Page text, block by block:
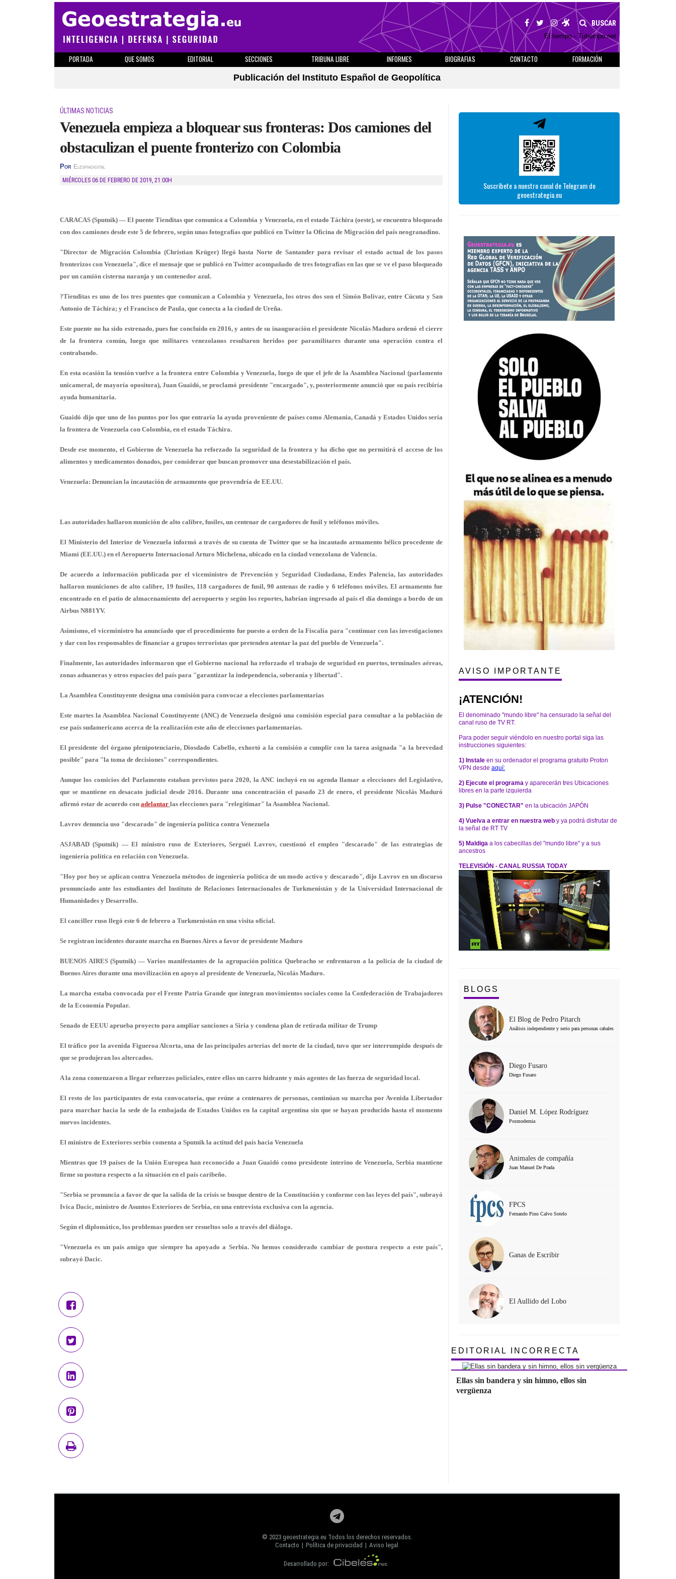
BUSCAR
El tiempo - Tutiempo.net
PORTADA QUE SOMOS EDITORIAL SECCIONES TRIBUNA LIBRE INFORMES BIOGRAFIAS CONTACTO
FORMACIÓN
Publicación del Instituto Español de Geopolítica
ÚLTIMAS NOTICIAS
Venezuela empieza a bloquear sus fronteras: Dos camiones del
obstaculizan el puente fronterizo con Colombia
Por Elespiadigital
MIÉRCOLES 06 DE FEBRERO DE 2019, 21:00H
CARACAS (Sputnik) — El puente Tienditas que comunica a Colombia y Venezuela, en el estado Táchira (oeste), se encuentra bloqueado
con dos camiones desde este 5 de febrero, según unas fotografías que publicó en Twitter la Oficina de Migración del país neogranadino.
"Director de Migración Colombia (Christian Krüger) llegó hasta Norte de Santander para revisar el estado actual de los pasos
fronterizos con Venezuela", dice el mensaje que se publicó en Twitter acompañado de tres fotografías en las que se ve el paso bloqueado
por un camión cisterna naranja y un contenedor azul.
?Tienditas es uno de los tres puentes que comunican a Colombia y Venezuela, los otros dos son el Simón Bolívar, entre Cúcuta y San
Antonio de Táchira; y el Francisco de Paula, que conecta a la ciudad de Ureña.
Este puente no ha sido estrenado, pues fue concluido en 2016, y antes de su inauguración el presidente Nicolás Maduro ordenó el cierre
de la frontera común, luego que militares venezolanos resultaron heridos por paramilitares durante una operación contra el
contrabando.
En esta ocasión la tensión vuelve a la frontera entre Colombia y Venezuela, luego de que el jefe de la Asamblea Nacional (parlamento
unicameral, de mayoría opositora), Juan Guaidó, se proclamó presidente "encargado", y, posteriormente anunció que su país recibiría
ayuda humanitaria.
Guaidó dijo que uno de los puntos por los que entraría la ayuda proveniente de países como Alemania, Canadá y Estados Unidos sería
la frontera de Venezuela con Colombia, en el estado Táchira.
Desde ese momento, el Gobierno de Venezuela ha reforzado la seguridad de la frontera y ha dicho que no permitirá el acceso de los
alimentos y medicamentos donados, por considerar que buscan promover una desestabilización el país.
Venezuela: Denuncian la incautación de armamento que provendría de EE.UU.
Las autoridades hallaron munición de alto calibre, fusiles, un centenar de cargadores de fusil y teléfonos móviles.
El Ministerio del Interior de Venezuela informó a través de su cuenta de Twitter que se ha incautado armamento bélicoprocedente de
Miami (EE.UU.) en el Aeropuerto Internacional Arturo Michelena, ubicado en la ciudad venezolana de Valencia.
De acuerdo a información publicada por el viceministro de Prevención y Seguridad Ciudadana, Endes Palencia, las autoridades
hallaronmuniciones de alto calibre, 19 fusiles, 118 cargadores de fusil, 90 antenas de radio y 6 teléfonos móviles. El armamento fue
encontrado en el patio de almacenamiento del aeropuerto y según los reportes, habrían ingresado al país el día domingo a bordo de un
Airbus N881YV.
Asimismo, el viceministro ha anunciado que el procedimiento fue puesto a orden de la Fiscalía para "continuar con las investigaciones
y dar con los responsables de financiar a grupos terroristas que pretenden atentar la paz del pueblo de Venezuela".
Finalmente, las autoridades informaron que el Gobierno nacional ha reforzado el trabajo de seguridad en puertos, terminales aéreas,
zonas aduaneras y otros espacios del país para "garantizar la independencia, soberanía y libertad".
La Asamblea Constituyente designa una comisión para convocar a elecciones parlamentarias
Este martes la Asamblea Nacional Constituyente (ANC) de Venezuela designó una comisión especial para consultar a la población de
ese país sudamericano acerca de la realización este año de elecciones parlamentarias.
El presidente del órgano plenipotenciario, Diosdado Cabello, exhortó a la comisión a cumplir con la tarea asignada "a la brevedad
posible" para "la toma de decisiones" correspondientes.
Aunque los comicios del Parlamento estaban previstos para 2020, la ANC incluyó en su agenda llamar a elecciones del Legislativo,
quese mantiene en desacato judicial desde 2016. Durante una concentración el pasado 23 de enero, el presidente Nicolás Maduró
afirmó estar de acuerdo con adelantar las elecciones para "relegitimar" la Asamblea Nacional.
Lavrov denuncia uso "descarado" de ingeniería política contra Venezuela
ASJABAD (Sputnik) — El ministro ruso de Exteriores, Serguéi Lavrov, cuestionó el empleo "descarado" de las estrategias de
ingeniería política en relación con Venezuela.
"Hoy por hoy se aplican contra Venezuela métodos de ingeniería política de un modo activo y descarado", dijo Lavrov en un discurso
pronunciado ante los estudiantes del Instituto de Relaciones Internacionales de Turkmenistán y de la Universidad Internacional de
Humanidades y Desarrollo.
El canciller ruso llegó este 6 de febrero a Turkmenistán en una visita oficial.
Se registran incidentes durante marcha en Buenos Aires a favor de presidente Maduro
BUENOS AIRES (Sputnik) — Varios manifestantes de la agrupación política Quebracho se enfrentaron a la policía de la ciudad de
Buenos Aires durante una movilización en apoyo al presidente de Venezuela, Nicolás Maduro.
La marcha estaba convocada por el Frente Patria Grande que integran movimientos sociales como la Confederación de Trabajadores
de la Economía Popular.
Senado de EEUU aprueba proyecto para ampliar sanciones a Siria y condena plan de retirada militar de Trump
El tráfico por la avenida Figueroa Alcorta, una de las principales arterias del norte de la ciudad, tuvo que ser interrumpido después de
que se produjeran los altercados.
A la zona comenzaron a llegar refuerzos policiales, entre ellos un carro hidrante y más agentes de las fuerza de seguridad local.
El resto de los participantes de esta convocatoria, que reúne a centenares de personas, continúan su marcha por Avenida Libertador
para marchar hacia la sede de la embajada de Estados Unidos en la capital argentina sin que se hayan producido hasta el momento
nuevos incidentes.
El ministro de Exteriores serbio comenta a Sputnik la actitud del país hacia Venezuela
Mientras que 19 países de la Unión Europea han reconocido a Juan Guaidó como presidente interino de Venezuela, Serbia mantiene
firme su postura respecto a la situación en el país caribeño.
"Serbia se pronuncia a favor de que la salida de la crisis se busque dentro de la Constitución y conforme con las leyes del país", subrayó
Ivica Dacic, ministro de Asuntos Exteriores de Serbia, en una entrevista exclusiva con la agencia.
Según el diplomático, los problemas pueden ser resueltos solo a través del diálogo.
"Venezuela es un país amigo que siempre ha apoyado a Serbia. No hemos considerado cambiar de postura respecto a este país",
subrayó Dacic.
Suscríbete a nuestro canal de Telegram de
geoestrategia.eu
AVISO IMPORTANTE
¡ATENCIÓN!
El denominado "mundo libre" ha censurado la señal del
canal ruso de TV RT.
Para poder seguir viéndolo en nuestro portal siga las
instrucciones siguientes:
1) Instale en su ordenador el programa gratuito Proton
VPN desde aquí:
2) Ejecute el programa y aparecerán tres Ubicaciones
libres en la parte izquierda
3) Pulse "CONECTAR" en la ubicación JAPÓN
4) Vuelva a entrar en nuestra web y ya podrá disfrutar de
la señal de RT TV
5) Maldiga a los cabecillas del "mundo libre" y a sus
ancestros
TELEVISIÓN - CANAL RUSSIA TODAY
BLOGS
El Blog de Pedro Pitarch
Análisis independiente y serio para personas cabales
Diego Fusaro
Diego Fusaro
Daniel M. López Rodríguez
Posmodernia
Animales de compañía
Juan Manuel De Prada
FPCS
Fernando Pino Calvo Sotelo
Ganas de Escribir
El Aullido del Lobo
EDITORIAL INCORRECTA
Ellas sin bandera y sin himno, ellos sin
vergüenza
© 2023 geoestrategia.eu Todos los derechos reservados.
Contacto | Política de privacidad | Aviso legal
Desarrollado por: